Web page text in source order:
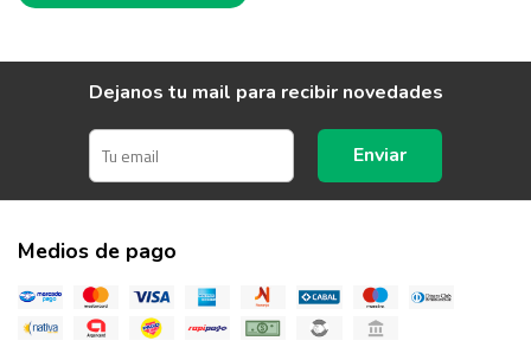
Dejanos tu mail para recibir novedades
Enviar
Medios de pago